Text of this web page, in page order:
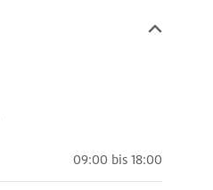
09:00 bis 18:00